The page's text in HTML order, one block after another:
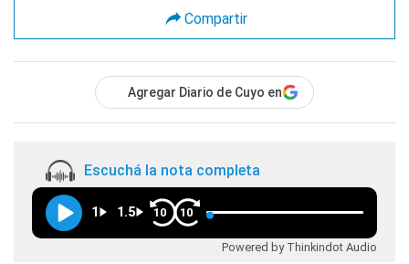
Compartir
Agregar Diario de Cuyo en
Escuchá la nota completa
1 1.5 10 10
Powered by Thinkindot Audio